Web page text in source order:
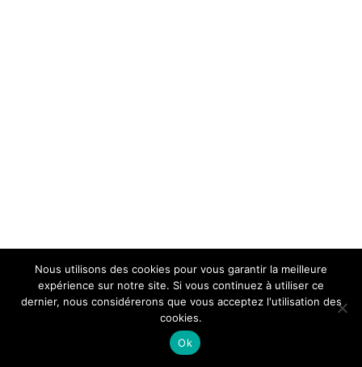
Nous utilisons des cookies pour vous garantir la meilleure
expérience sur notre site. Si vous continuez à utiliser ce
dernier, nous considérerons que vous acceptez l'utilisation des
cookies.
Ok